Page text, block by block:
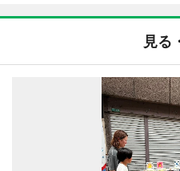
見る